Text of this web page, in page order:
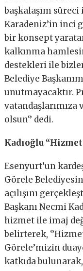
başkalaşım
Karadeniz’in inci
bir konsept
kalkınma
destekleri ile
Belediye
unutmayacaktır.
vatandaşlarımıza
olsun‘’ dedi.
Kadıoğlu
Esenyurt’un
Görele
açılışını
Başkanı Necmi
hizmet ile imaj
belirterek,
Görele’mizin
katkıda